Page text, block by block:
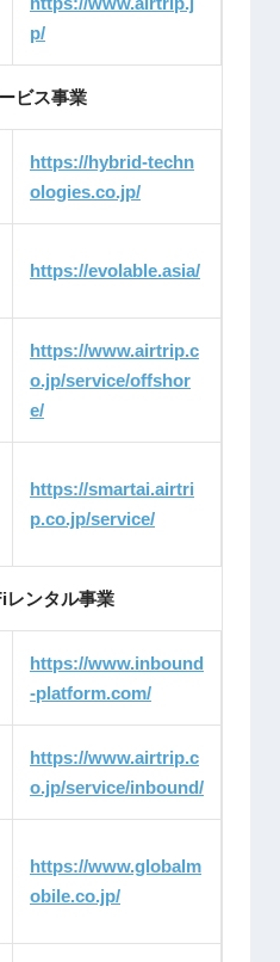
p/
ビス事業
https://hybrid-techn
ologies.co.jp/
https://evolable.asia/
https://www.airtrip.c
o.jp/service/offshor
e/
https://smartai.airtri
p.co.jp/service/
ンタル事業
https://www.inbound
-platform.com/
https://www.airtrip.c
o.jp/service/inbound/
https://www.globalm
obile.co.jp/